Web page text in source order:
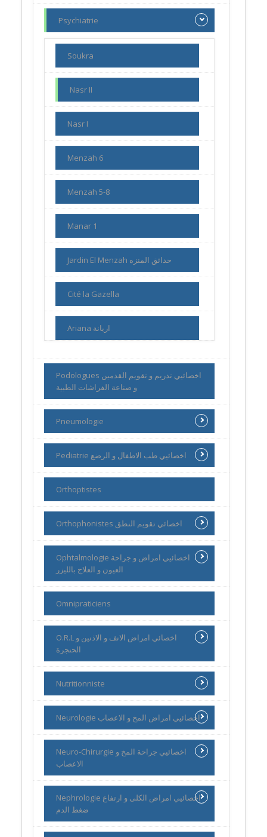
Psychiatrie
Soukra
Nasr II
Nasr I
Menzah 6
Menzah 5-8
Manar 1
Jardin El Menzah حدائق المنزه
Cité la Gazella
Ariana اريانة
Podologues اخصائيي تدريم و تقويم القدمين
و صناعة الفراشات الطبية
Pneumologie
Pediatrie اخصائيي طب الاطفال و الرضع
Orthoptistes
Orthophonistes اخصائي تقويم النطق
Ophtalmologie اخصائيي امراض و جراحة
العيون و العلاج بالليزر
Omnipraticiens
O.R.L اخصائي امراض الانف و الاذنين و
الحنجرة
Nutritionniste
Neurologie اخصائيي امراض المخ و الاعصاب
Neuro-Chirurgie اخصائيي جراحة المخ و
الاعصاب
Nephrologie اخصائيي امراض الكلى و ارتفاع
ضغط الدم